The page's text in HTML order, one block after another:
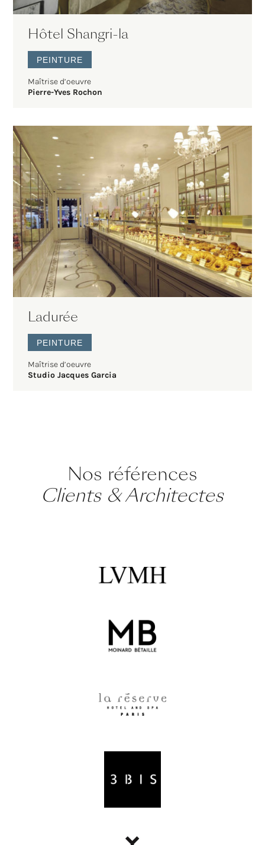
Hôtel Shangri-la
PEINTURE
Maîtrise d’oeuvre
Pierre-Yves Rochon
Ladurée
PEINTURE
Maîtrise d’oeuvre
Studio Jacques Garcia
Nos références
Clients & Architectes